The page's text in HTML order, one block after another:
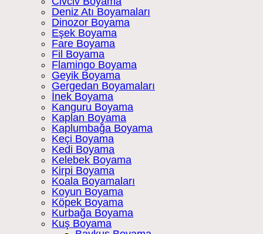
Deniz Atı Boyamaları
Dinozor Boyama
Eşek Boyama
Fare Boyama
Fil Boyama
Flamingo Boyama
Geyik Boyama
Gergedan Boyamaları
İnek Boyama
Kanguru Boyama
Kaplan Boyama
Kaplumbağa Boyama
Keçi Boyama
Kedi Boyama
Kelebek Boyama
Kirpi Boyama
Koala Boyamaları
Koyun Boyama
Köpek Boyama
Kurbağa Boyama
Kuş Boyama